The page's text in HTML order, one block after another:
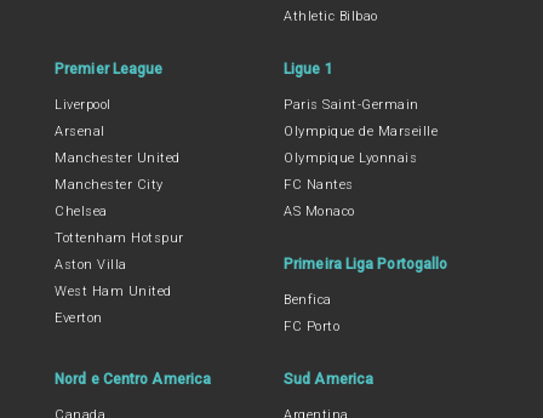
Athletic Bilbao
Premier League
Liverpool
Arsenal
Manchester United
Manchester City
Chelsea
Tottenham Hotspur
Aston Villa
West Ham United
Everton
Ligue 1
Paris Saint-Germain
Olympique de Marseille
Olympique Lyonnais
FC Nantes
AS Monaco
Primeira Liga Portogallo
Benfica
FC Porto
Nord e Centro America
Canada
Sud America
Argentina